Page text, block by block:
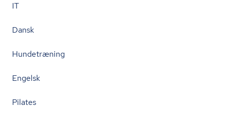
IT
Dansk
Hundetræning
Engelsk
Pilates